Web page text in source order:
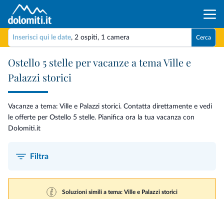
Inserisci qui le date, 2 ospiti, 1 camera Cerca
Ostello 5 stelle per vacanze a tema Ville e
Palazzi storici
Vacanze a tema: Ville e Palazzi storici. Contatta direttamente e vedi
le offerte per Ostello 5 stelle. Pianifica ora la tua vacanza con
Dolomiti.it
Filtra
Soluzioni simili a tema: Ville e Palazzi storici